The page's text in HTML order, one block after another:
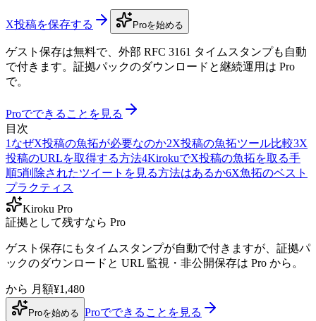
X投稿を保存する Proを始める
ゲスト保存は無料で、外部 RFC 3161 タイムスタンプも自動
で付きます。証拠パックのダウンロードと継続運用は Pro
で。
Proでできることを見る
目次
1 なぜX投稿の魚拓が必要なのか2X投稿の魚拓ツール比較3X
投稿のURLを取得する方法4KirokuでX投稿の魚拓を取る手
順5削除されたツイートを見る方法はあるか6X魚拓のベスト
プラクティス
Kiroku Pro
証拠として残すなら Pro
ゲスト保存にもタイムスタンプが自動で付きますが、証拠パ
ックのダウンロードと URL 監視・非公開保存は Pro から。
から 月額¥1,480
Proを始める Proでできることを見る